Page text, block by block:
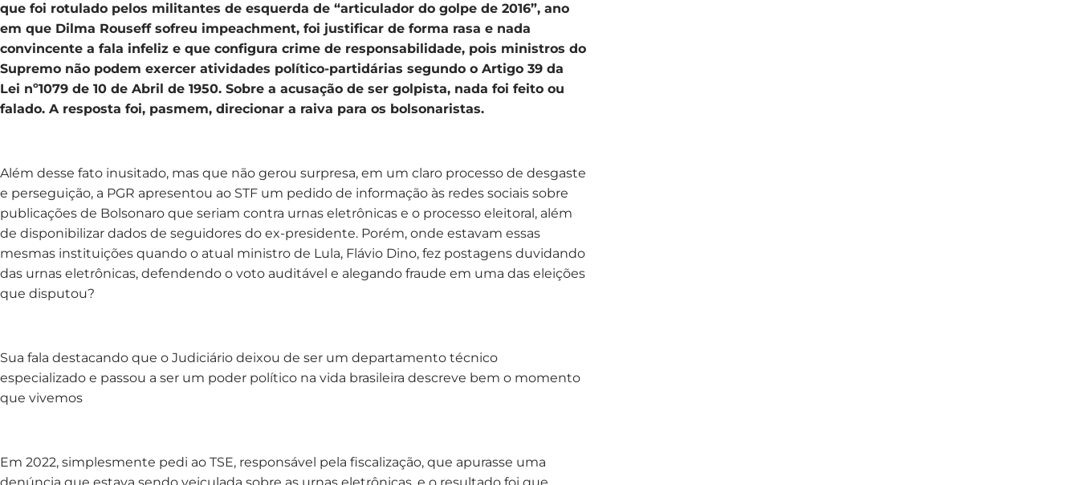
que foi rotulado pelos militantes de esquerda de “articulador do golpe de 2016”, ano
em que Dilma Rouseff sofreu impeachment, foi justificar de forma rasa e nada
convincente a fala infeliz e que configura crime de responsabilidade, pois ministros do
Supremo não podem exercer atividades político-partidárias segundo o Artigo 39 da
Lei nº1079 de 10 de Abril de 1950. Sobre a acusação de ser golpista, nada foi feito ou
falado. A resposta foi, pasmem, direcionar a raiva para os bolsonaristas.
Além desse fato inusitado, mas que não gerou surpresa, em um claro processo de desgaste
e perseguição, a PGR apresentou ao STF um pedido de informação às redes sociais sobre
publicações de Bolsonaro que seriam contra urnas eletrônicas e o processo eleitoral, além
de disponibilizar dados de seguidores do ex-presidente. Porém, onde estavam essas
mesmas instituições quando o atual ministro de Lula, Flávio Dino, fez postagens duvidando
das urnas eletrônicas, defendendo o voto auditável e alegando fraude em uma das eleições
que disputou?
Sua fala destacando que o Judiciário deixou de ser um departamento técnico
especializado e passou a ser um poder político na vida brasileira descreve bem o momento
que vivemos
Em 2022, simplesmente pedi ao TSE, responsável pela fiscalização, que apurasse uma